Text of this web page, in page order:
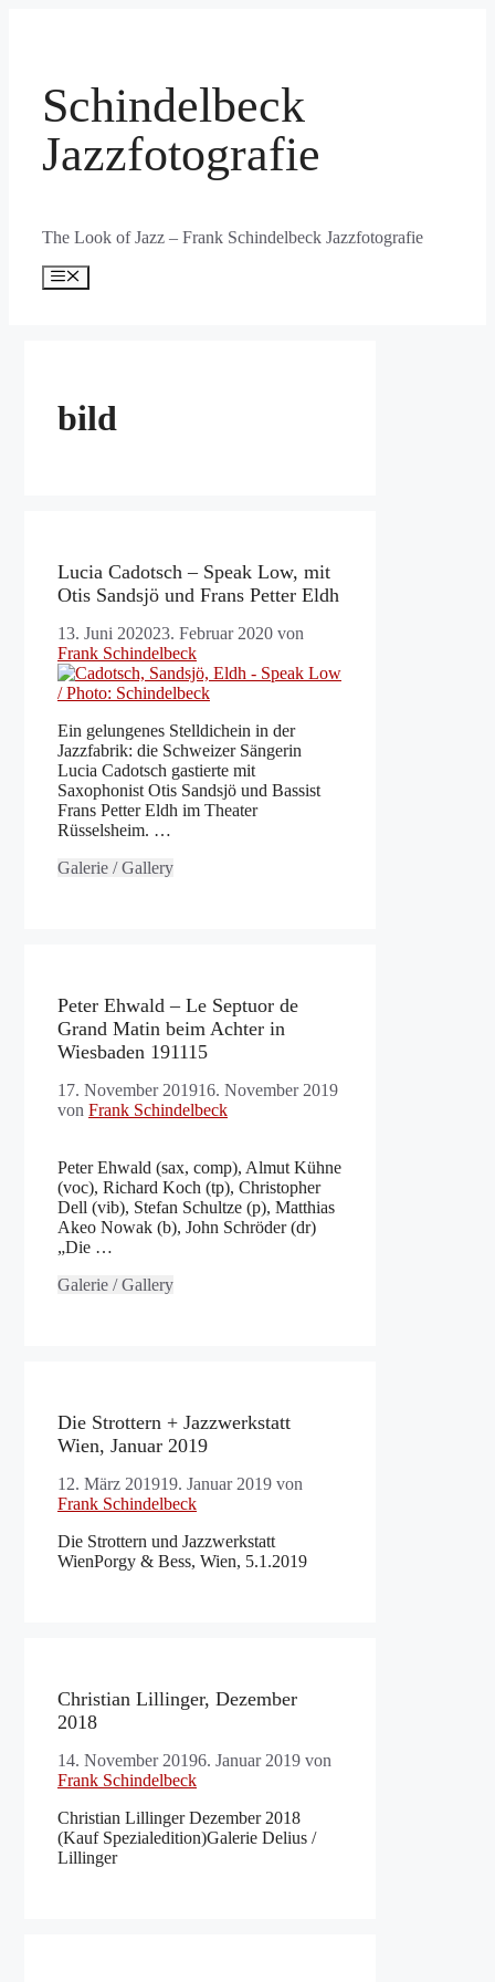
Schindelbeck
Jazzfotografie
The Look of Jazz – Frank Schindelbeck Jazzfotografie
Menü
bild
Lucia Cadotsch – Speak Low, mit
Otis Sandsjö und Frans Petter Eldh
13. Juni 202023. Februar 2020 von
Frank Schindelbeck
Ein gelungenes Stelldichein in der
Jazzfabrik: die Schweizer Sängerin
Lucia Cadotsch gastierte mit
Saxophonist Otis Sandsjö und Bassist
Frans Petter Eldh im Theater
Rüsselsheim. …
Galerie / Gallery
Peter Ehwald – Le Septuor de
Grand Matin beim Achter in
Wiesbaden 191115
17. November 201916. November 2019
von Frank Schindelbeck
Peter Ehwald (sax, comp), Almut Kühne
(voc), Richard Koch (tp), Christopher
Dell (vib), Stefan Schultze (p), Matthias
Akeo Nowak (b), John Schröder (dr)
„Die …
Galerie / Gallery
Die Strottern + Jazzwerkstatt
Wien, Januar 2019
12. März 201919. Januar 2019 von
Frank Schindelbeck
Die Strottern und Jazzwerkstatt
WienPorgy & Bess, Wien, 5.1.2019
Christian Lillinger, Dezember
2018
14. November 20196. Januar 2019 von
Frank Schindelbeck
Christian Lillinger Dezember 2018
(Kauf Spezialedition)Galerie Delius /
Lillinger